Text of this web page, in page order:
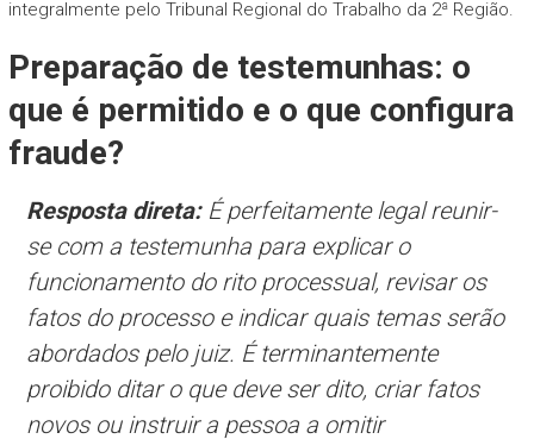
integralmente pelo Tribunal Regional do Trabalho da 2ª Região.
Preparação de testemunhas: o
que é permitido e o que configura
fraude?
Resposta direta:É perfeitamente legal reunir-
se com a testemunha para explicar o
funcionamento do rito processual, revisar os
fatos do processo e indicar quais temas serão
abordados pelo juiz. É terminantemente
proibido ditar o que deve ser dito, criar fatos
novos ou instruir a pessoa a omitir